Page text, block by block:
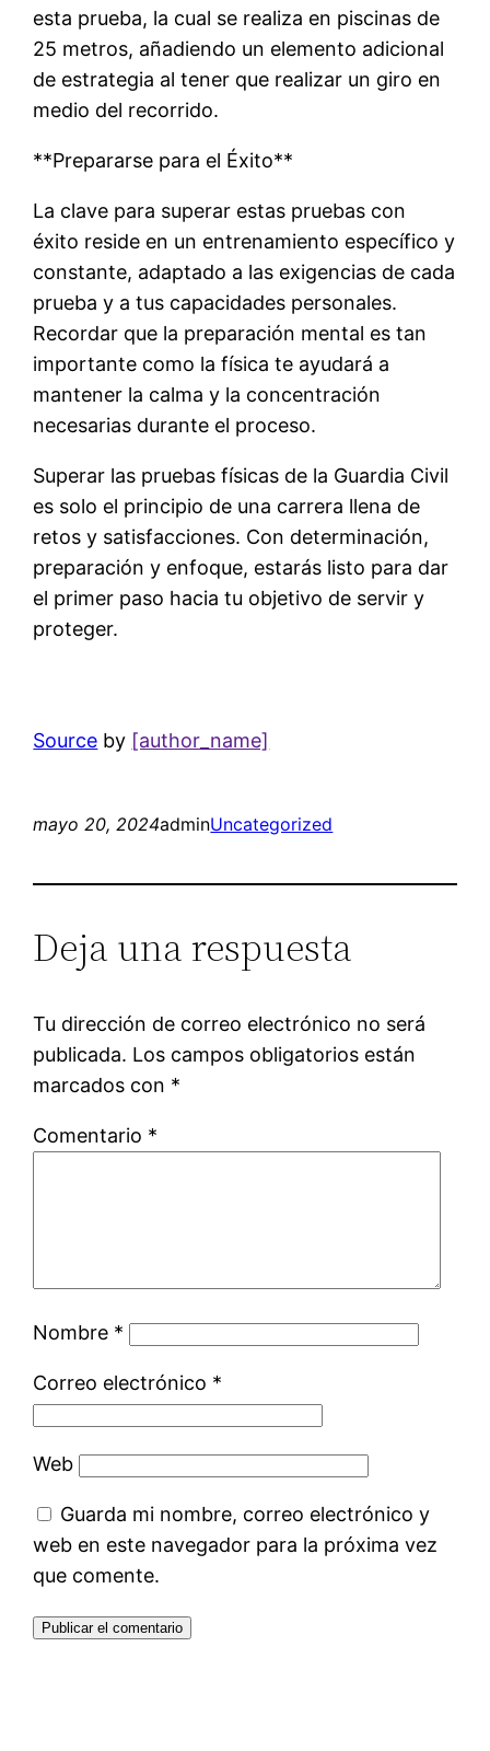
esta prueba, la cual se realiza en piscinas de
25 metros, añadiendo un elemento adicional
de estrategia al tener que realizar un giro en
medio del recorrido.
**Prepararse para el Éxito**
La clave para superar estas pruebas con
éxito reside en un entrenamiento específico y
constante, adaptado a las exigencias de cada
prueba y a tus capacidades personales.
Recordar que la preparación mental es tan
importante como la física te ayudará a
mantener la calma y la concentración
necesarias durante el proceso.
Superar las pruebas físicas de la Guardia Civil
es solo el principio de una carrera llena de
retos y satisfacciones. Con determinación,
preparación y enfoque, estarás listo para dar
el primer paso hacia tu objetivo de servir y
proteger.
Source by [author_name]
mayo 20, 2024adminUncategorized
Deja una respuesta
Tu dirección de correo electrónico no será
publicada. Los campos obligatorios están
marcados con *
Comentario *
Nombre *
Correo electrónico *
Web
Guarda mi nombre, correo electrónico y
web en este navegador para la próxima vez
que comente.